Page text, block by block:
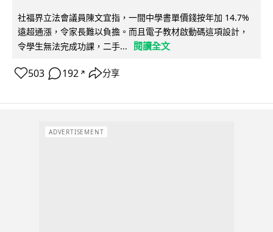
社福界立法會議員陳文宜指，一間中學書單價錢按年加 14.7%
遠超通漲，令家長難以負擔。而且電子教材啟動碼這項設計，
令學生無法完成功課，二手...
閱讀全文
503 192 ↗ 分享
ADVERTISEMENT